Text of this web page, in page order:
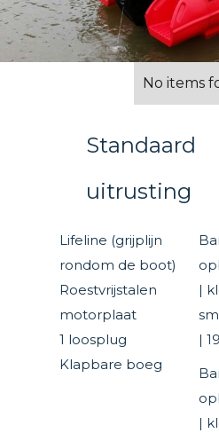
No items
Standaard
uitrusting
Lifeline (grijplijn
rondom de boot)
Roestvrijstalen
motorplaat
1 loosplug
Klapbare boeg
|
|
|